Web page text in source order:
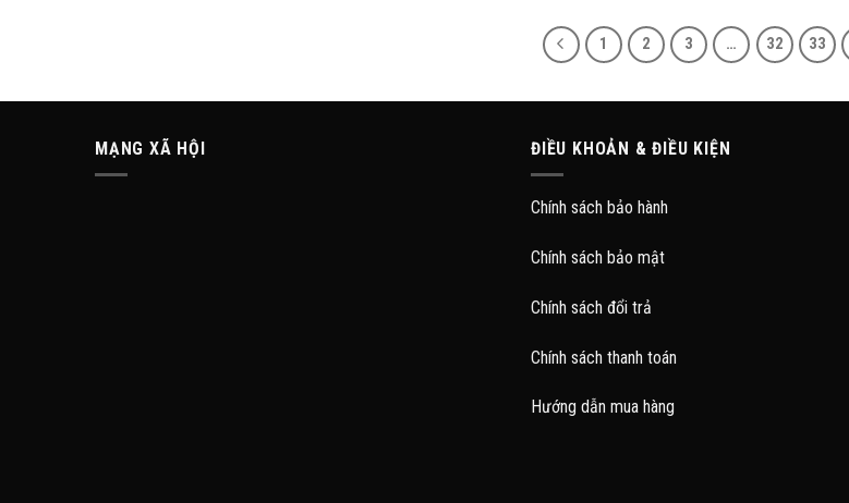
1 2 3 … 32 33
MẠNG XÃ HỘI ĐIỀU KHOẢN & ĐIỀU KIỆN
Chính sách bảo hành
Chính sách bảo mật
Chính sách đổi trả
Chính sách thanh toán
Hướng dẫn mua hàng